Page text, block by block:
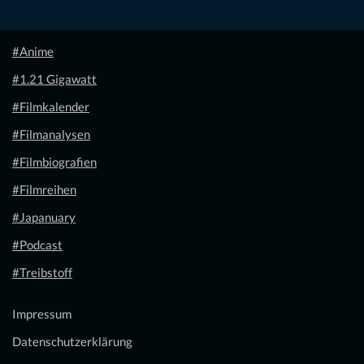
#Anime
#1.21 Gigawatt
#Filmkalender
#Filmanalysen
#Filmbiografien
#Filmreihen
#Japanuary
#Podcast
#Treibstoff
Impressum
Datenschutzerklärung